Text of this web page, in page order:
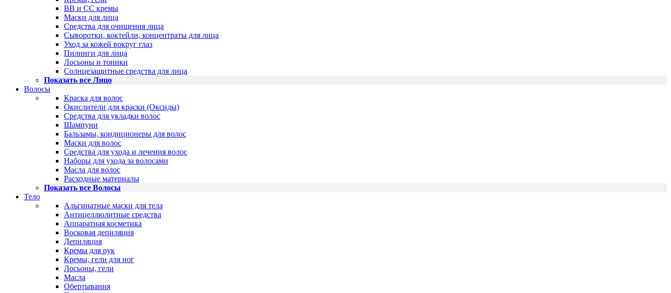
BB и CC кремы
Маски для лица
Средства для очищения лица
Сыворотки, коктейли, концентраты для лица
Уход за кожей вокруг глаз
Пилинги для лица
Лосьоны и тоники
Солнцезащитные средства для лица
Показать все Лицо
Волосы
Краска для волос
Окислители для краски (Оксиды)
Средства для укладки волос
Шампуни
Бальзамы, кондиционеры для волос
Маски для волос
Средства для ухода и лечения волос
Наборы для ухода за волосами
Масла для волос
Расходные материалы
Показать все Волосы
Тело
Альгинатные маски для тела
Антицеллюлитные средства
Аппаратная косметика
Восковая депиляция
Депиляция
Кремы для рук
Кремы, гели для ног
Лосьоны, гели
Масла
Обертывания